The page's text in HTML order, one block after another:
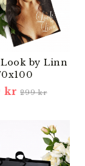
by Linn
kr 299 kr